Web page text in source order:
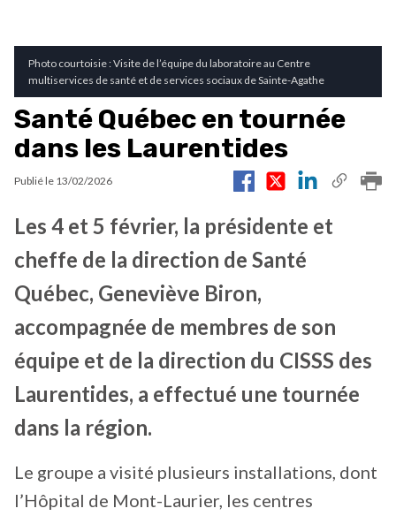
Photo courtoisie : Visite de l’équipe du laboratoire au Centre
multiservices de santé et de services sociaux de Sainte-Agathe
Santé Québec en tournée
dans les Laurentides
Publié le 13/02/2026
Les 4 et 5 février, la présidente et
cheffe de la direction de Santé
Québec, Geneviève Biron,
accompagnée de membres de son
équipe et de la direction du CISSS des
Laurentides, a effectué une tournée
dans la région.
Le groupe a visité plusieurs installations, dont
l’Hôpital de Mont-Laurier, les centres